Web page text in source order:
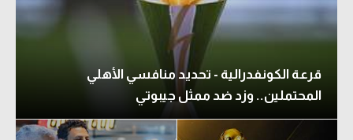
قرعة الكونفدرالية - تحديد منافسي الأهلي
المحتملين.. وزد ضد ممثل جيبوتي